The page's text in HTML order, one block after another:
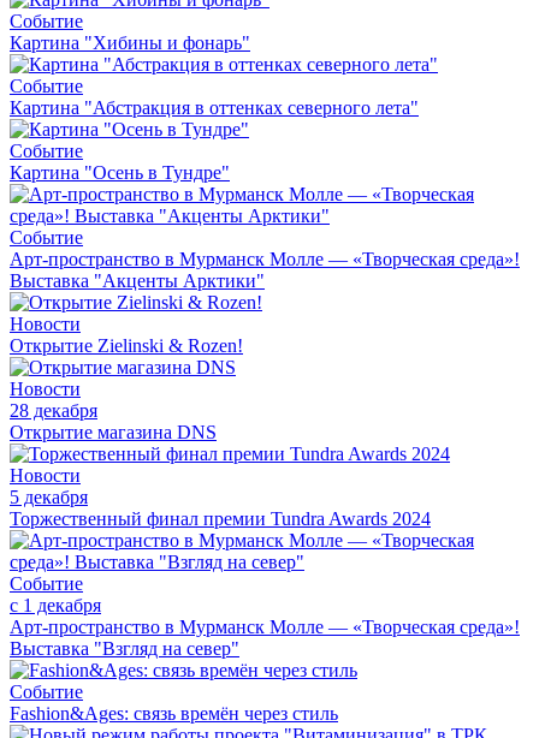
Событие
Картина "Хибины и фонарь"
Событие
Картина "Абстракция в оттенках северного лета"
Событие
Картина "Осень в Тундре"
Событие
Арт-пространство в Мурманск Молле — «Творческая среда»!
Выставка "Акценты Арктики"
Новости
Открытие Zielinski & Rozen!
Новости
28 декабря
Открытие магазина DNS
Новости
5 декабря
Торжественный финал премии Tundra Awards 2024
Событие
с 1 декабря
Арт-пространство в Мурманск Молле — «Творческая среда»!
Выставка "Взгляд на север"
Событие
Fashion&Ages: cвязь времён через стиль